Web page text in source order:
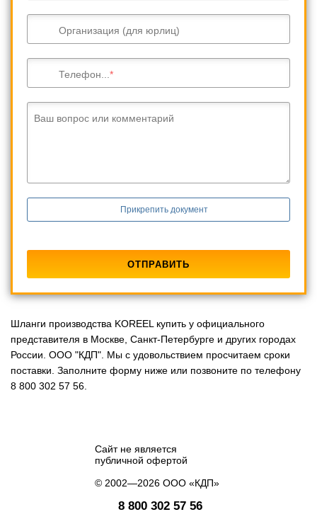
Организация (для юрлиц)
Телефон...
Ваш вопрос или комментарий
Прикрепить документ
Шланги производства KOREEL купить у официального
представителя в Москве, Санкт-Петербурге и других городах
России. ООО "КДП". Мы с удовольствием просчитаем сроки
поставки. Заполните форму ниже или позвоните по телефону
8 800 302 57 56.
Сайт не является
публичной офертой
© 2002—2026 ООО «КДП»
8 800 302 57 56